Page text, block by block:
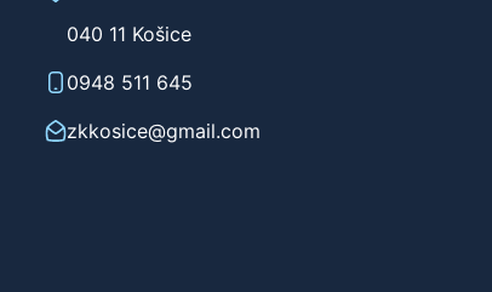
040 11 Košice
0948 511 645
zkkosice@gmail.com